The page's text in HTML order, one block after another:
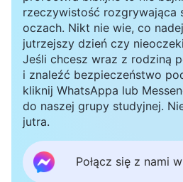
rzeczywistość rozgrywająca
oczach. Nikt nie wie, co
jutrzejszy dzień czy
Jeśli chcesz wraz z rodziną
i znaleźć bezpieczeństwo
kliknij WhatsAppa lub
do naszej grupy studyjnej.
jutra.
Połącz się z nami